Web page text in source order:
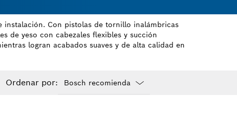
instalación. Con pistolas de tornillo inalámbricas
de yeso con cabezales flexibles y succión
logran acabados suaves y de alta calidad en
Ordenar por: